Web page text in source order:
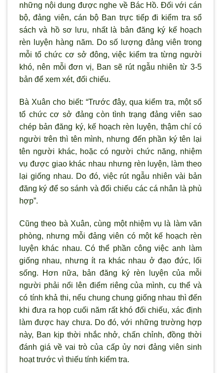
những nội dung được nghe về Bác Hồ. Đối với cán
bộ, đảng viên, cán bộ Ban trực tiếp đi kiểm tra sổ
sách và hồ sơ lưu, nhất là bản đăng ký kế hoạch
rèn luyện hàng năm. Do số lượng đảng viên trong
mỗi tổ chức cơ sở đông, việc kiểm tra từng người
khó, nên mỗi đơn vị, Ban sẽ rút ngẫu nhiên từ 3-5
bản để xem xét, đối chiếu.
Bà Xuân cho biết: “Trước đây, qua kiểm tra, một số
tổ chức cơ sở đảng còn tình trạng đảng viên sao
chép bản đăng ký, kế hoạch rèn luyện, thậm chí có
người trên thì tên mình, nhưng đến phần ký tên lại
tên người khác, hoặc có người chức năng, nhiệm
vụ được giao khác nhau nhưng rèn luyện, làm theo
lại giống nhau. Do đó, việc rút ngẫu nhiên vài bản
đăng ký để so sánh và đối chiếu các cá nhân là phù
hợp”.
Cũng theo bà Xuân, cùng một nhiệm vụ là làm văn
phòng, nhưng mỗi đảng viên có một kế hoạch rèn
luyện khác nhau. Có thể phần công việc anh làm
giống nhau, nhưng ít ra khác nhau ở đạo đức, lối
sống. Hơn nữa, bản đăng ký rèn luyện của mỗi
người phải nổi lên điểm riêng của mình, cụ thể và
có tính khả thi, nếu chung chung giống nhau thì đến
khi đưa ra họp cuối năm rất khó đối chiếu, xác định
làm được hay chưa. Do đó, với những trường hợp
này, Ban kịp thời nhắc nhở, chấn chỉnh, đồng thời
đánh giá về vai trò của cấp ủy nơi đảng viên sinh
hoạt trước vì thiếu tính kiểm tra.